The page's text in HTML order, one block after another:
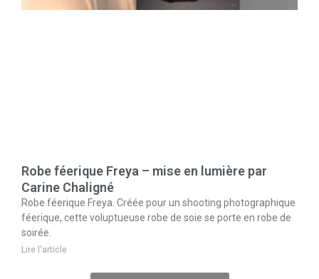
Robe féerique Freya – mise en lumière par
Carine Chaligné
Robe féerique Freya. Créée pour un shooting photographique
féerique, cette voluptueuse robe de soie se porte en robe de
soirée.
Lire l'article